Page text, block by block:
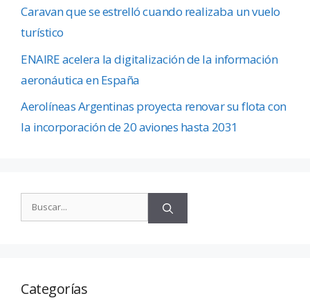
Caravan que se estrelló cuando realizaba un vuelo
turístico
ENAIRE acelera la digitalización de la información
aeronáutica en España
Aerolíneas Argentinas proyecta renovar su flota con
la incorporación de 20 aviones hasta 2031
Categorías